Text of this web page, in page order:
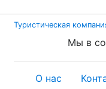
Туристическая
Мы в
О нас